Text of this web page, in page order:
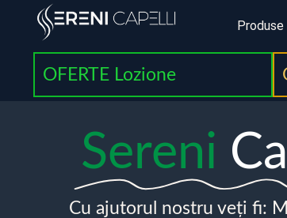
Produse
OFERTE Lozione
Sereni
Cu ajutorul nostru veți fi: